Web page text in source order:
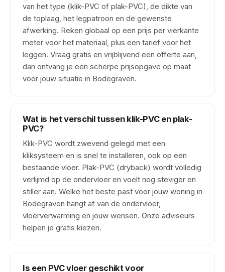
van het type (klik-PVC of plak-PVC), de dikte van
de toplaag, het legpatroon en de gewenste
afwerking. Reken globaal op een prijs per vierkante
meter voor het materiaal, plus een tarief voor het
leggen. Vraag gratis en vrijblijvend een offerte aan,
dan ontvang je een scherpe prijsopgave op maat
voor jouw situatie in Bodegraven.
Wat is het verschil tussen klik-PVC en plak-
PVC?
Klik-PVC wordt zwevend gelegd met een
kliksysteem en is snel te installeren, ook op een
bestaande vloer. Plak-PVC (dryback) wordt volledig
verlijmd op de ondervloer en voelt nog steviger en
stiller aan. Welke het beste past voor jouw woning in
Bodegraven hangt af van de ondervloer,
vloerverwarming en jouw wensen. Onze adviseurs
helpen je gratis kiezen.
Is een PVC vloer geschikt voor